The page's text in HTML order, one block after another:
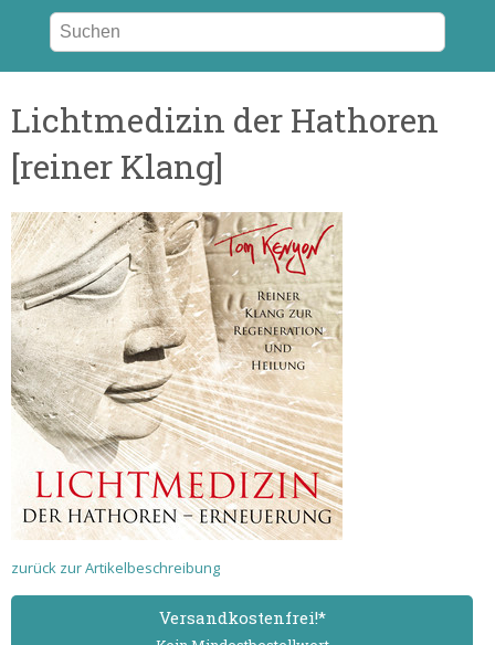
Lichtmedizin der Hathoren
[reiner Klang]
zurück zur Artikelbeschreibung
Versand­kostenfrei!*